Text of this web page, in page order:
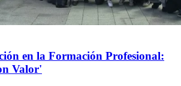
en la Formación Profesional:
Valor'